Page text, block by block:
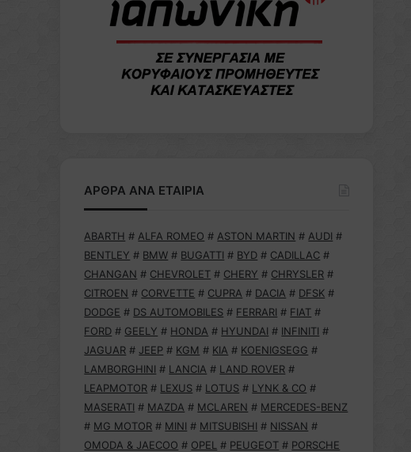
ΑΡΘΡΑ ΑΝΑ ΕΤΑΙΡΙΑ
ABARTH # ALFA ROMEO # ASTON MARTIN # AUDI #
BENTLEY # BMW # BUGATTI # BYD # CADILLAC #
CHANGAN # CHEVROLET # CHERY # CHRYSLER #
CITROEN # CORVETTE # CUPRA # DACIA # DFSK #
DODGE # DS AUTOMOBILES # FERRARI # FIAT #
FORD # GEELY # HONDA # HYUNDAI # INFINITI #
JAGUAR # JEEP # KGM # KIA # KOENIGSEGG #
LAMBORGHINI # LANCIA # LAND ROVER #
LEAPMOTOR # LEXUS # LOTUS # LYNK & CO #
MASERATI # MAZDA # MCLAREN # MERCEDES-BENZ
# MG MOTOR # MINI # MITSUBISHI # NISSAN #
OMODA & JAECOO # OPEL # PEUGEOT # PORSCHE